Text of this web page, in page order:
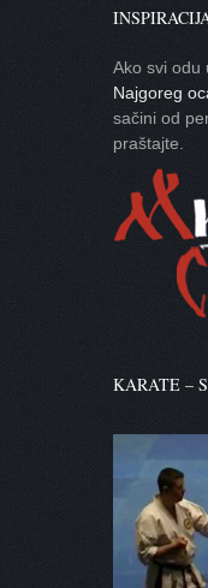
Ako svi odu
Najgoreg
sačini od
praštajte.
KARATE –